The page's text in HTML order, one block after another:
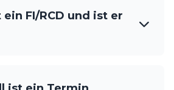
FI/RCD und ist er